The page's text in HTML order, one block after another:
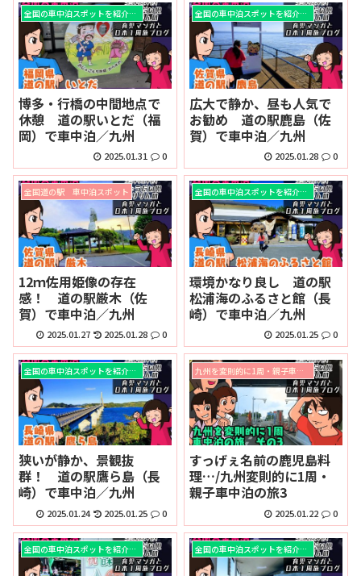
全国の車中泊スポットを紹介！！
博多・行橋の中間地点で
休憩 道の駅いとだ（福
岡）で車中泊／九州
2025.01.31 0
全国の車中泊スポットを紹介！！
広大で静か、昼も人気で
お勧め 道の駅鹿島（佐
賀）で車中泊／九州
2025.01.28 0
全国道の駅 車中泊スポット
12ｍ佐用姫像の存在
感！ 道の駅厳木（佐
賀）で車中泊／九州
2025.01.27 2025.01.28 0
全国の車中泊スポットを紹介！！
環境かなり良し 道の駅
松浦海のふるさと館（長
崎）で車中泊／九州
2025.01.25 0
全国の車中泊スポットを紹介！！
狭いが静か、景観抜
群！ 道の駅鷹ら島（長
崎）で車中泊／九州
2025.01.24 2025.01.25 0
九州を変則的に1周・親子車中泊の旅
すっげぇ名前の鹿児島料
理…/九州変則的に1周・
親子車中泊の旅3
2025.01.22 0
全国の車中泊スポットを紹介！！ 全国の車中泊スポットを紹介！！